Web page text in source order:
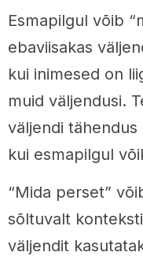
Esmapilgul võib
ebaviisakas
kui inimesed on
muid väljendusi.
väljendi
kui esmapilgul
“Mida perset”
sõltuvalt
väljendit